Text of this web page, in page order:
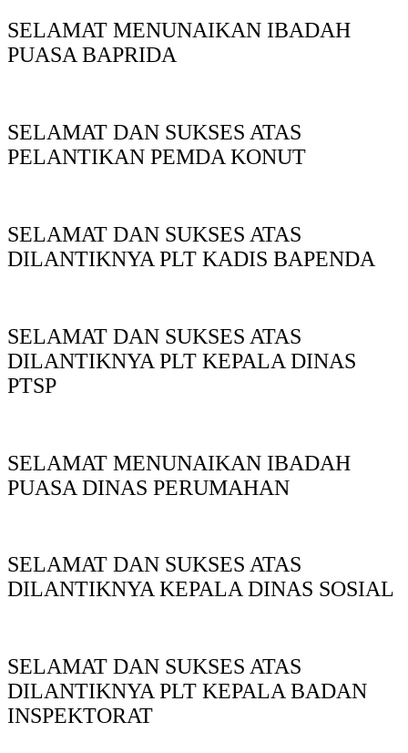
SELAMAT MENUNAIKAN IBADAH
PUASA BAPRIDA
SELAMAT DAN SUKSES ATAS
PELANTIKAN PEMDA KONUT
SELAMAT DAN SUKSES ATAS
DILANTIKNYA PLT KADIS BAPENDA
SELAMAT DAN SUKSES ATAS
DILANTIKNYA PLT KEPALA DINAS
PTSP
SELAMAT MENUNAIKAN IBADAH
PUASA DINAS PERUMAHAN
SELAMAT DAN SUKSES ATAS
DILANTIKNYA KEPALA DINAS SOSIAL
SELAMAT DAN SUKSES ATAS
DILANTIKNYA PLT KEPALA BADAN
INSPEKTORAT